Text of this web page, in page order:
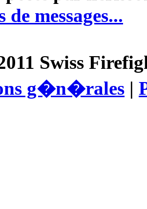
messages...
Swiss
g�n�rales |